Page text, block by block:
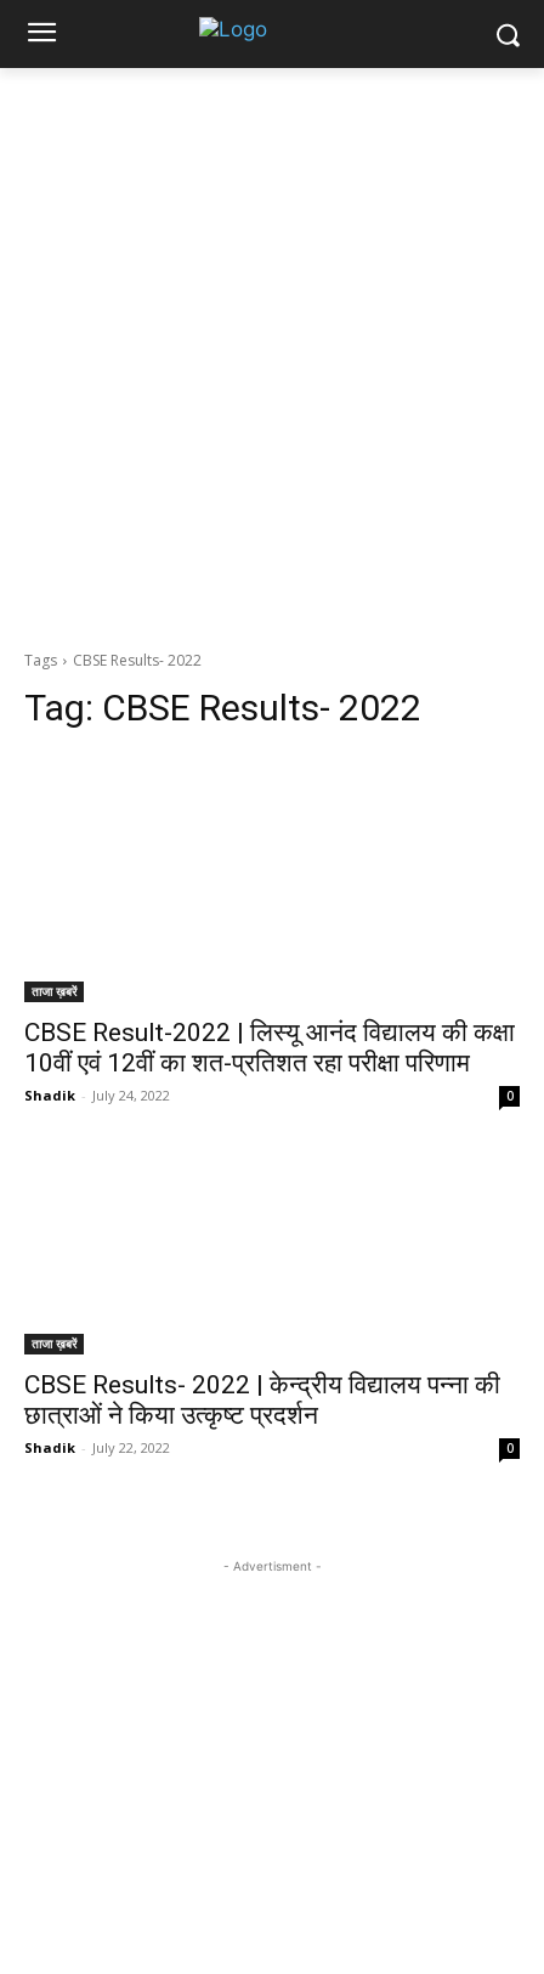
Tags CBSE Results- 2022
Tag: CBSE Results- 2022
ताजा ख़बरें
CBSE Result-2022 | लिस्यू आनंद विद्यालय की कक्षा
10वीं एवं 12वीं का शत-प्रतिशत रहा परीक्षा परिणाम
Shadik - July 24, 2022 0
ताजा ख़बरें
CBSE Results- 2022 | केन्द्रीय विद्यालय पन्ना की
छात्राओं ने किया उत्कृष्ट प्रदर्शन
Shadik - July 22, 2022 0
- Advertisment -